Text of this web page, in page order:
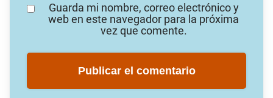
Guarda mi nombre, correo electrónico y
web en este navegador para la próxima
vez que comente.